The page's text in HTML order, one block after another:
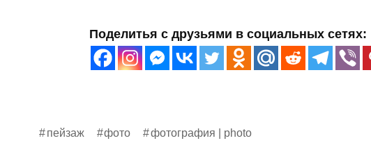
Поделитья с друзьями в социальных сетях:
пейзаж фото фотография | photo